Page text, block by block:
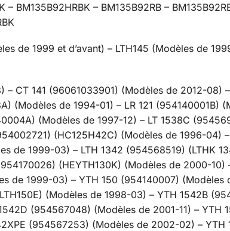
– BM135B92HRBK – BM135B92RB –
de 1999 et d’avant) – LTH145 (Modèles de
CT 141 (96061033901) (Modèles de 2012-08)
(Modèles de 1994-01) – LR 121 (954140001B)
(Modèles de 1997-12) – LT 1538C
(HC125H42C) (Modèles de 1996-04)
de 1999-03) – LTH 1342 (954568519) (LTHK
(HEYTH130K) (Modèles de 2000-10)
de 1999-03) – YTH 150 (954140007) (Modèles
(Modèles de 1998-03) – YTH 1542B
(954567048) (Modèles de 2001-11) – YTH
(954567253) (Modèles de 2002-02) – YTH